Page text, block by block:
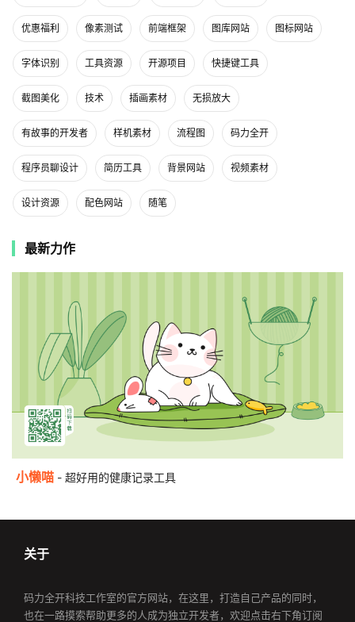
优惠福利 像素测试 前端框架 图库网站 图标网站
字体识别 工具资源 开源项目 快捷键工具
截图美化 技术 插画素材 无损放大
有故事的开发者 样机素材 流程图 码力全开
程序员聊设计 简历工具 背景网站 视频素材
设计资源 配色网站 随笔
最新力作
小懒喵 - 超好用的健康记录工具
关于
码力全开科技工作室的官方网站，在这里，打造自己产品的同时，
也在一路摸索帮助更多的人成为独立开发者，欢迎点击右下角订阅